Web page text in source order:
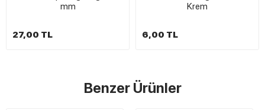
mm
27,00 TL
Krem
6,00 TL
Benzer Ürünler